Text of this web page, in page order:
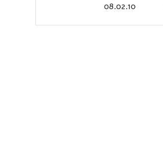
08.02.10